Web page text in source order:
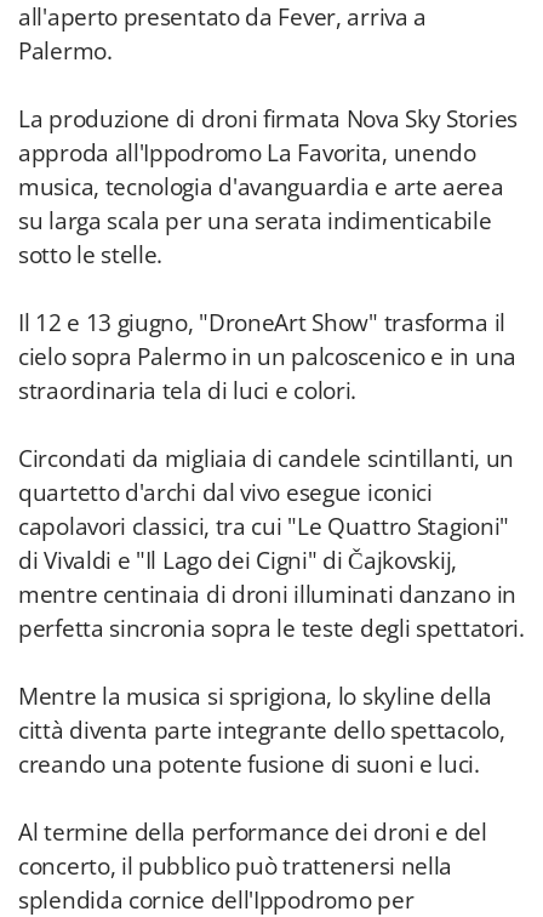
all'aperto presentato da Fever, arriva a
Palermo.
La produzione di droni firmata Nova Sky Stories
approda all'Ippodromo La Favorita, unendo
musica, tecnologia d'avanguardia e arte aerea
su larga scala per una serata indimenticabile
sotto le stelle.
Il 12 e 13 giugno, "DroneArt Show" trasforma il
cielo sopra Palermo in un palcoscenico e in una
straordinaria tela di luci e colori.
Circondati da migliaia di candele scintillanti, un
quartetto d'archi dal vivo esegue iconici
capolavori classici, tra cui "Le Quattro Stagioni"
di Vivaldi e "Il Lago dei Cigni" di Čajkovskij,
mentre centinaia di droni illuminati danzano in
perfetta sincronia sopra le teste degli spettatori.
Mentre la musica si sprigiona, lo skyline della
città diventa parte integrante dello spettacolo,
creando una potente fusione di suoni e luci.
Al termine della performance dei droni e del
concerto, il pubblico può trattenersi nella
splendida cornice dell'Ippodromo per